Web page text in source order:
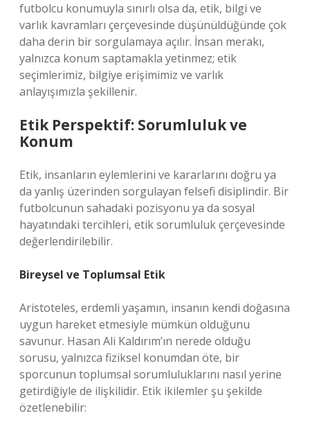
futbolcu konumuyla sınırlı olsa da, etik, bilgi ve
varlık kavramları çerçevesinde düşünüldüğünde çok
daha derin bir sorgulamaya açılır. İnsan merakı,
yalnızca konum saptamakla yetinmez; etik
seçimlerimiz, bilgiye erişimimiz ve varlık
anlayışımızla şekillenir.
Etik Perspektif: Sorumluluk ve
Konum
Etik, insanların eylemlerini ve kararlarını doğru ya
da yanlış üzerinden sorgulayan felsefi disiplindir. Bir
futbolcunun sahadaki pozisyonu ya da sosyal
hayatındaki tercihleri, etik sorumluluk çerçevesinde
değerlendirilebilir.
Bireysel ve Toplumsal Etik
Aristoteles, erdemli yaşamın, insanın kendi doğasına
uygun hareket etmesiyle mümkün olduğunu
savunur. Hasan Ali Kaldırım’ın nerede olduğu
sorusu, yalnızca fiziksel konumdan öte, bir
sporcunun toplumsal sorumluluklarını nasıl yerine
getirdiğiyle de ilişkilidir. Etik ikilemler şu şekilde
özetlenebilir: